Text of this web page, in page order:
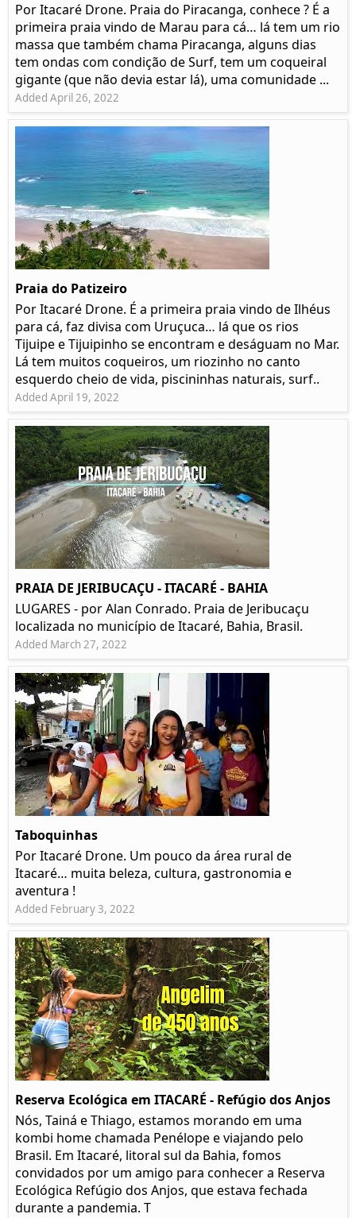
Por Itacaré Drone. Praia do Piracanga, conhece ? É a
primeira praia vindo de Marau para cá… lá tem um rio
massa que também chama Piracanga, alguns dias
tem ondas com condição de Surf, tem um coqueiral
gigante (que não devia estar lá), uma comunidade ...
Added April 26, 2022
Praia do Patizeiro
Por Itacaré Drone. É a primeira praia vindo de Ilhéus
para cá, faz divisa com Uruçuca… lá que os rios
Tijuipe e Tijuipinho se encontram e deságuam no Mar.
Lá tem muitos coqueiros, um riozinho no canto
esquerdo cheio de vida, piscininhas naturais, surf..
Added April 19, 2022
PRAIA DE JERIBUCAÇU - ITACARÉ - BAHIA
LUGARES - por Alan Conrado. Praia de Jeribucaçu
localizada no município de Itacaré, Bahia, Brasil.
Added March 27, 2022
Taboquinhas
Por Itacaré Drone. Um pouco da área rural de
Itacaré… muita beleza, cultura, gastronomia e
aventura !
Added February 3, 2022
Reserva Ecológica em ITACARÉ - Refúgio dos Anjos
Nós, Tainá e Thiago, estamos morando em uma
kombi home chamada Penélope e viajando pelo
Brasil. Em Itacaré, litoral sul da Bahia, fomos
convidados por um amigo para conhecer a Reserva
Ecológica Refúgio dos Anjos, que estava fechada
durante a pandemia. T